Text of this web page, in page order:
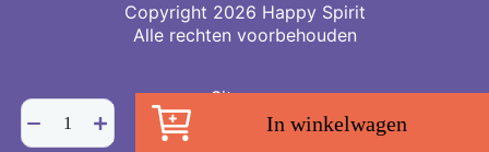
Witte
Jade
In winkelwagen
Copyright 2026 Happy Spirit
Alle rechten voorbehouden
Sitemap